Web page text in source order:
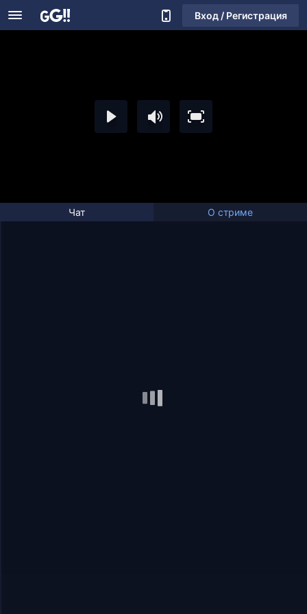
Вход / Регистрация
Чат О стриме